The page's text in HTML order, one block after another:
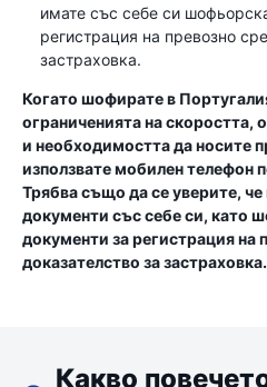
имате със себе си
регистрация на превозно
застраховка.
Когато шофирате в
ограниченията на скоростта,
и необходимостта да носите
използвате мобилен телефон
Трябва също да се уверите,
документи със себе си, като
документи за регистрация на
доказателство за застраховка.
Какво